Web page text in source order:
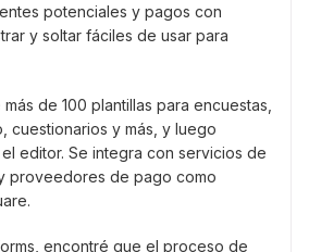
potenciales y pagos con
y soltar fáciles de usar para
de 100 plantillas para encuestas,
cuestionarios y más, y luego
editor. Se integra con servicios de
proveedores de pago como
encontré que el proceso de